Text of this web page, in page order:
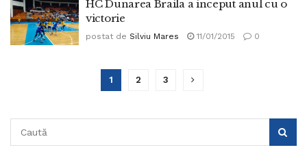
HC Dunarea Braila a inceput anul cu o
victorie
postat de Silviu Mares 11/01/2015 0
1 2 3